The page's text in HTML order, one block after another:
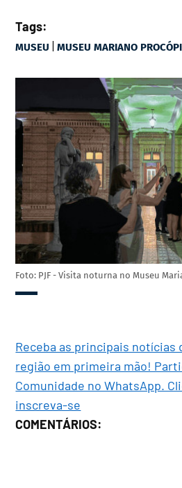
Tags:
MUSEU |MUSEU MARIANO
Foto: PJF - Visita noturna no Museu
Receba as principais notícias
região em primeira mão!
Comunidade no WhatsApp.
inscreva-se
COMENTÁRIOS: